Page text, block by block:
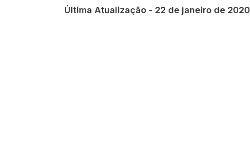
Última Atualização - 22 de janeiro de 2020